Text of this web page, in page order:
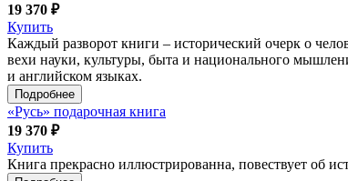
19 370 ₽
Купить
Каждый разворот книги – исторический очерк о
вехи науки, культуры, быта и национального
и английском языках.
Подробнее
«Русь» подарочная книга
19 370 ₽
Купить
Книга прекрасно иллюстрированна, повествует об